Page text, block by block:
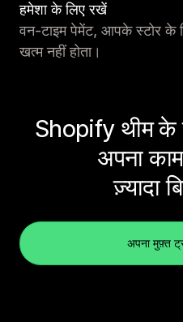
हमेशा के लिए रखें
वन-टाइम पेमेंट, आपके स्टोर के
खत्म नहीं होता।
Shopify थीम के
अपना
ज़्यादा
अपना मुफ़्त